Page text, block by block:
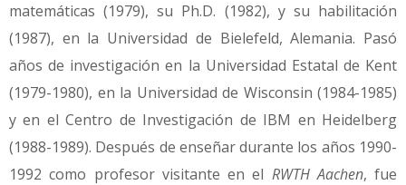
matemáticas (1979), su Ph.D. (1982), y su habilitación
(1987), en la Universidad de Bielefeld, Alemania. Pasó
años de investigación en la Universidad Estatal de Kent
(1979-1980), en la Universidad de Wisconsin (1984-1985)
y en el Centro de Investigación de IBM en Heidelberg
(1988-1989). Después de enseñar durante los años 1990-
1992 como profesor visitante en el RWTH Aachen, fue